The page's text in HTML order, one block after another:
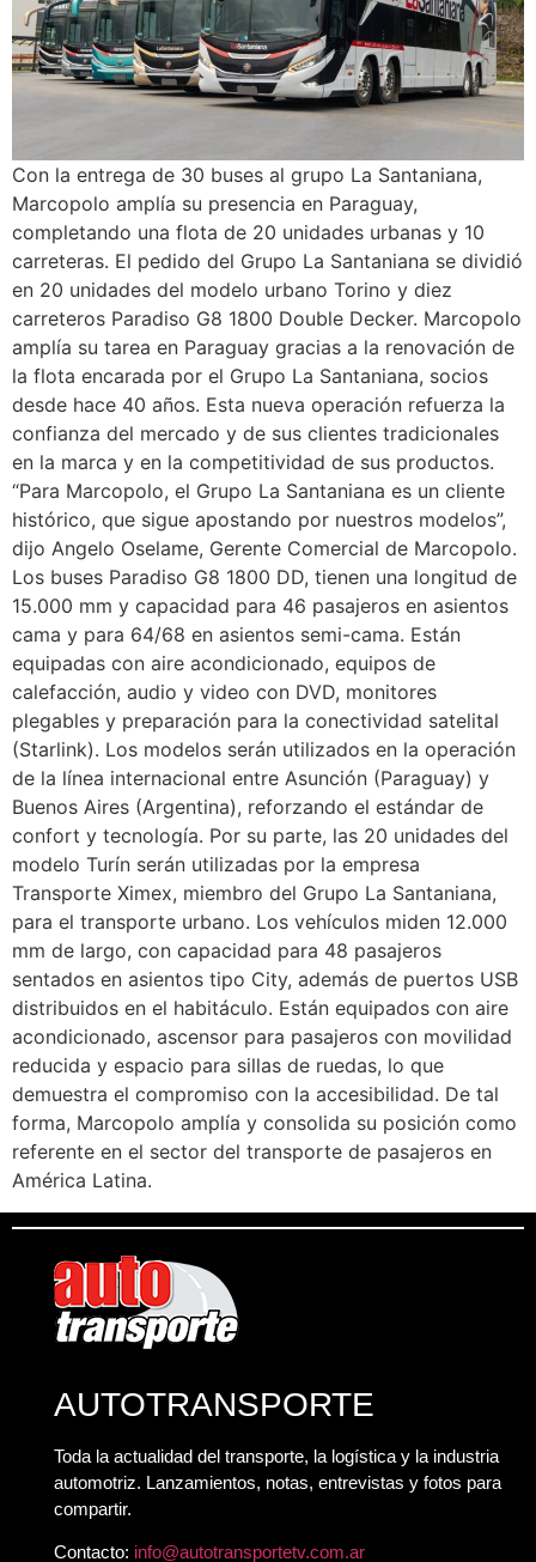
Con la entrega de 30 buses al grupo La Santaniana,
Marcopolo amplía su presencia en Paraguay,
completando una flota de 20 unidades urbanas y 10
carreteras. El pedido del Grupo La Santaniana se dividió
en 20 unidades del modelo urbano Torino y diez
carreteros Paradiso G8 1800 Double Decker. Marcopolo
amplía su tarea en Paraguay gracias a la renovación de
la flota encarada por el Grupo La Santaniana, socios
desde hace 40 años. Esta nueva operación refuerza la
confianza del mercado y de sus clientes tradicionales
en la marca y en la competitividad de sus productos.
“Para Marcopolo, el Grupo La Santaniana es un cliente
histórico, que sigue apostando por nuestros modelos”,
dijo Angelo Oselame, Gerente Comercial de Marcopolo.
Los buses Paradiso G8 1800 DD, tienen una longitud de
15.000 mm y capacidad para 46 pasajeros en asientos
cama y para 64/68 en asientos semi-cama. Están
equipadas con aire acondicionado, equipos de
calefacción, audio y video con DVD, monitores
plegables y preparación para la conectividad satelital
(Starlink). Los modelos serán utilizados en la operación
de la línea internacional entre Asunción (Paraguay) y
Buenos Aires (Argentina), reforzando el estándar de
confort y tecnología. Por su parte, las 20 unidades del
modelo Turín serán utilizadas por la empresa
Transporte Ximex, miembro del Grupo La Santaniana,
para el transporte urbano. Los vehículos miden 12.000
mm de largo, con capacidad para 48 pasajeros
sentados en asientos tipo City, además de puertos USB
distribuidos en el habitáculo. Están equipados con aire
acondicionado, ascensor para pasajeros con movilidad
reducida y espacio para sillas de ruedas, lo que
demuestra el compromiso con la accesibilidad. De tal
forma, Marcopolo amplía y consolida su posición como
referente en el sector del transporte de pasajeros en
América Latina.
AUTOTRANSPORTE
Toda la actualidad del transporte, la logística y la industria
automotriz. Lanzamientos, notas, entrevistas y fotos para
compartir.
Contacto: info@autotransportetv.com.ar